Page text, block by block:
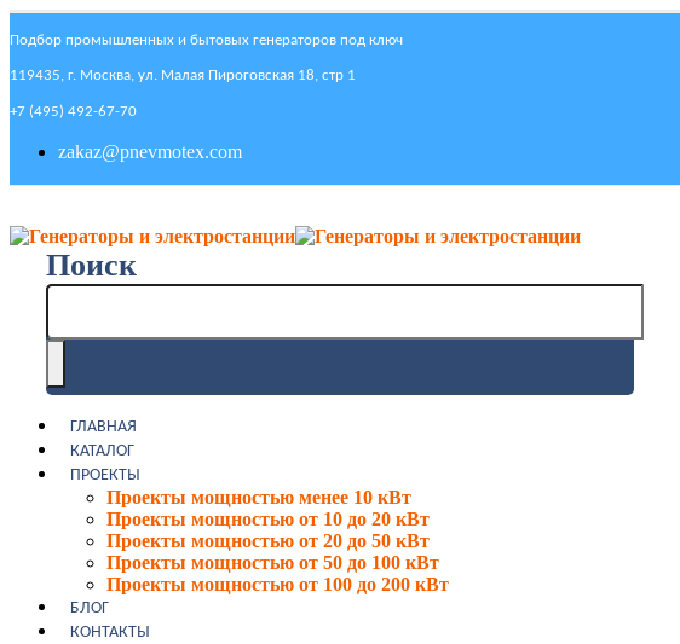
Подбор промышленных и бытовых генераторов под ключ
119435, г. Москва, ул. Малая Пироговская 18, стр 1
+7 (495) 492-67-70
zakaz@pnevmotex.com
Поиск
ГЛАВНАЯ
КАТАЛОГ
ПРОЕКТЫ
Проекты мощностью менее 10 кВт
Проекты мощностью от 10 до 20 кВт
Проекты мощностью от 20 до 50 кВт
Проекты мощностью от 50 до 100 кВт
Проекты мощностью от 100 до 200 кВт
БЛОГ
КОНТАКТЫ